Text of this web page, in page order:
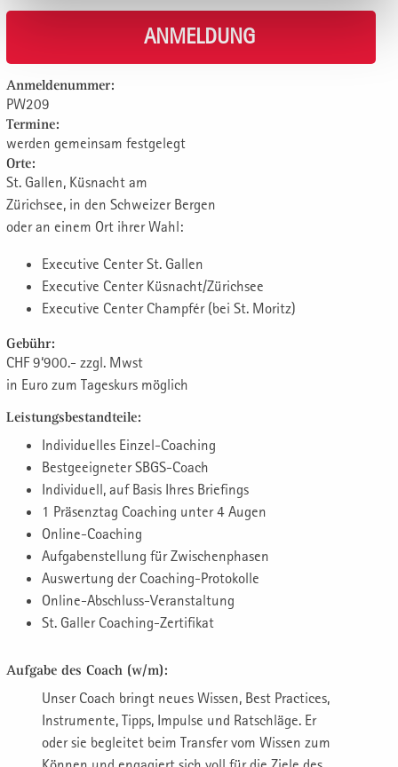
ANMELDUNG
Anmeldenummer:
PW209
Termine:
werden gemeinsam festgelegt
Orte:
St. Gallen, Küsnacht am
Zürichsee, in den Schweizer Bergen
oder an einem Ort ihrer Wahl:
Executive Center St. Gallen
Executive Center Küsnacht/Zürichsee
Executive Center Champfér (bei St. Moritz)
Gebühr:
CHF 9‘900.- zzgl. Mwst
in Euro zum Tageskurs möglich
Leistungsbestandteile:
Individuelles Einzel-Coaching
Bestgeeigneter SBGS-Coach
Individuell, auf Basis Ihres Briefings
1 Präsenztag Coaching unter 4 Augen
Online-Coaching
Aufgabenstellung für Zwischenphasen
Auswertung der Coaching-Protokolle
Online-Abschluss-Veranstaltung
St. Galler Coaching-Zertifikat
Aufgabe des Coach (w/m):
Unser Coach bringt neues Wissen, Best Practices,
Instrumente, Tipps, Impulse und Ratschläge. Er
oder sie begleitet beim Transfer vom Wissen zum